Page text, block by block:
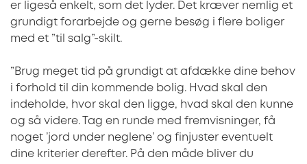
er ligeså enkelt, som det lyder. Det kræver nemlig et
grundigt forarbejde og gerne besøg i flere boliger
med et ”til salg”-skilt.
”Brug meget tid på grundigt at afdække dine behov
i forhold til din kommende bolig. Hvad skal den
indeholde, hvor skal den ligge, hvad skal den kunne
og så videre. Tag en runde med fremvisninger, få
noget ’jord under neglene’ og finjuster eventuelt
dine kriterier derefter. På den måde bliver du